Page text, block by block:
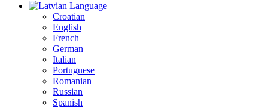
Language
Croatian
English
French
German
Italian
Portuguese
Romanian
Russian
Spanish